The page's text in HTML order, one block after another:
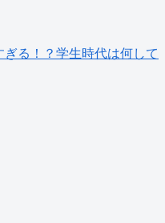
る！？学生時代は何して